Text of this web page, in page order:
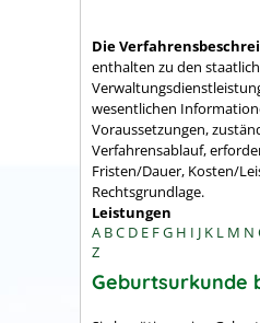
Die
enthalten zu den
wesentlichen
Voraussetzungen,
Verfahrensablauf,
Fristen/Dauer, Kosten/
Rechtsgrundlage.
Leistungen
A BC D E FG H I J K L M N
Z
Geburtsurkunde